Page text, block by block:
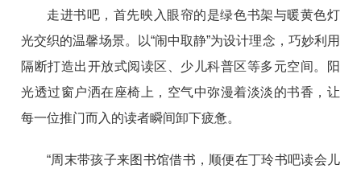
走进书吧，首先映入眼帘的是绿色书架与暖黄色灯
光交织的温馨场景。以“闹中取静”为设计理念，巧妙利用
隔断打造出开放式阅读区、少儿科普区等多元空间。阳
光透过窗户洒在座椅上，空气中弥漫着淡淡的书香，让
每一位推门而入的读者瞬间卸下疲惫。
“周末带孩子来图书馆借书，顺便在丁玲书吧读会儿